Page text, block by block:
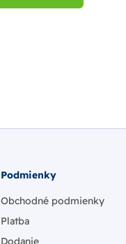
Podmienky
Obchodné podmienky
Platba
Dodanie